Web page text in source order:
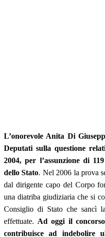
L’onorevole Anita Di
Deputati sulla questione
2004, per l’assunzione di
dello Stato. Nel 2006 la prova
dal dirigente capo del Corpo
una diatriba giudiziaria che si
Consiglio di Stato che sancì
effettuate. Ad oggi il
contribuisce ad indebolire